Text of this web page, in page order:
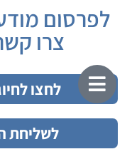
לפרסום
צרו
לחצו לחיוג: 077-
לשליחת